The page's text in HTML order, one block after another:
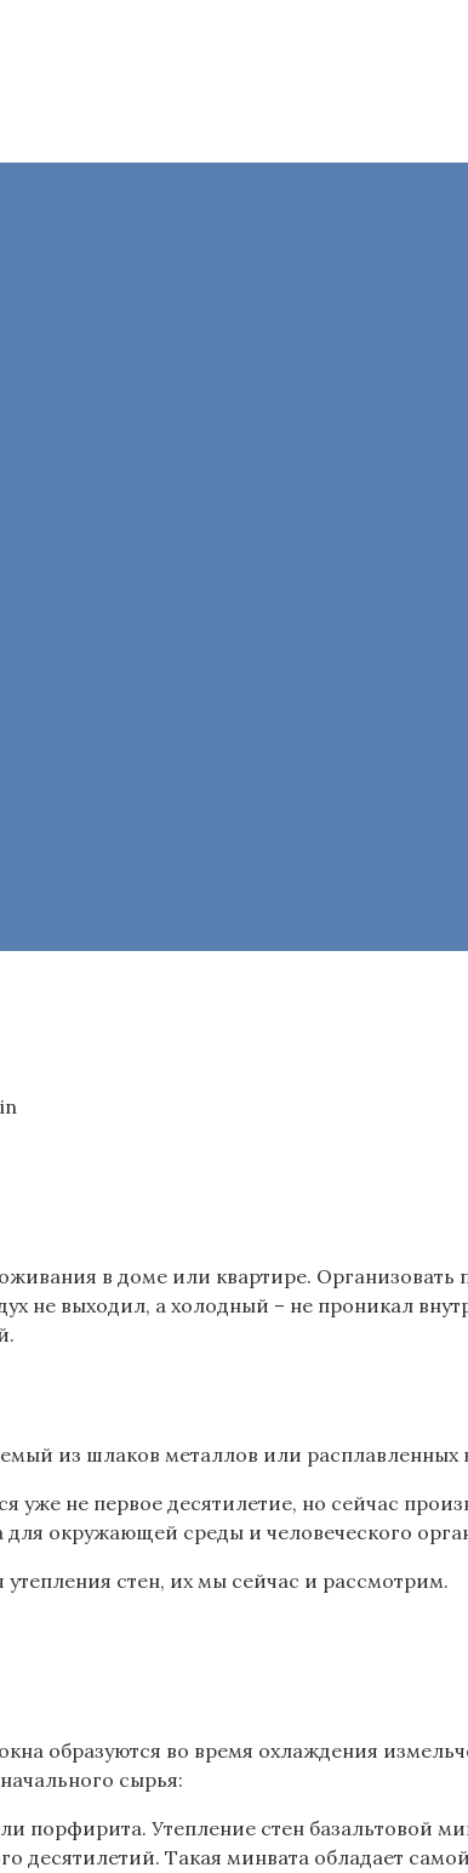
в доме или квартире.
не выходил, а холодный – не проникал
из шлаков металлов или расплавленных
уже не первое десятилетие, но сейчас
окружающей среды и человеческого
стен, их мы сейчас и рассмотрим.
образуются во время охлаждения
сырья:
порфирита. Утепление стен базальтовой
десятилетий. Такая минвата обладает